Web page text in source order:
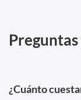
¿Cuánto